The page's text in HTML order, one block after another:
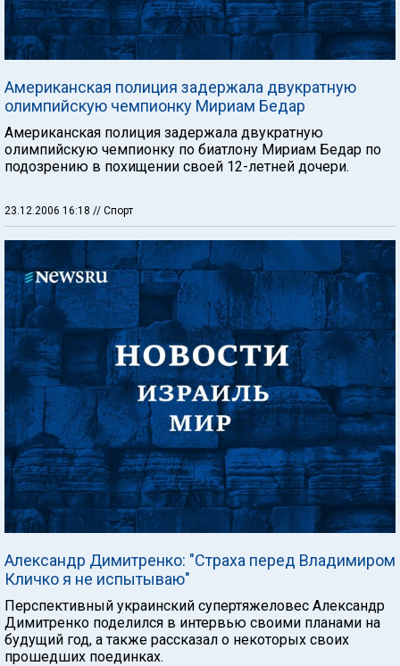
Американская полиция задержала двукратную
олимпийскую чемпионку Мириам Бедар
Американская полиция задержала двукратную
олимпийскую чемпионку по биатлону Мириам Бедар по
подозрению в похищении своей 12-летней дочери.
23.12.2006 16:18 // Спорт
Александр Димитренко: "Страха перед Владимиром
Кличко я не испытываю"
Перспективный украинский супертяжеловес Александр
Димитренко поделился в интервью своими планами на
будущий год, а также рассказал о некоторых своих
прошедших поединках.